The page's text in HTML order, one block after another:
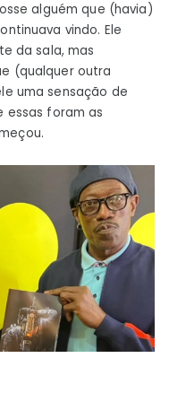
alguém que (havia)
vindo. Ele
da sala, mas
(qualquer outra
uma sensação de
essas foram as